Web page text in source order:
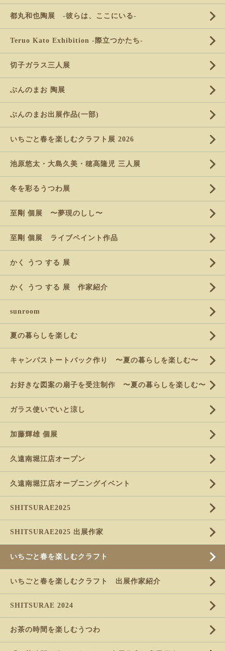
都丸和也陶展 -彼らは、ここにいる-
Teruo Kato Exhibition -際立つかたち-
切子ガラス三人展
ぶんのまお 陶展
ぶんのまお出展作品(一部)
いちごと春を楽しむクラフト展 2026
池原悠太・大島久美・穂高隆児 三人展
冬を彩るうつわ展
至剛 個展 〜夢現のしし〜
至剛 個展 ライブペイント作品
かく うつ する 展
かく うつ する 展 作家紹介
sunroom
夏の暮らしを楽しむ
キャンパストートバック作り 〜夏の暮らしを楽しむ〜
お好きな図案の扇子を受注制作 〜夏の暮らしを楽しむ〜
ガラス使いでいと涼し
加藤輝雄 個展
久遠南堀江店オープン
久遠南堀江店オープニングイベント
SHITSURAE2025
SHITSURAE2025 出展作家
いちごと春を楽しむクラフト
いちごと春を楽しむクラフト 出展作家紹介
SHITSURAE 2024
お茶の時間を楽しむうつわ